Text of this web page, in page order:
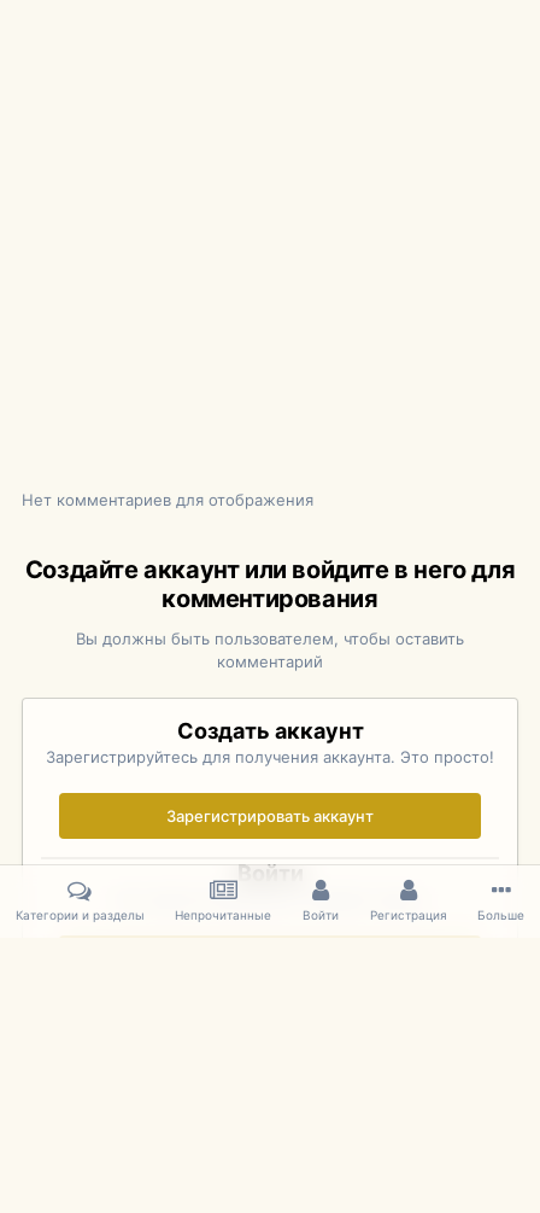
Нет комментариев для отображения
Создайте аккаунт или войдите в него для
комментирования
Вы должны быть пользователем, чтобы оставить
комментарий
Создать аккаунт
Зарегистрируйтесь для получения аккаунта. Это просто!
Зарегистрировать аккаунт
Войти
Уже зарегистрированы? Войдите здесь.
Категории и разделы Непрочитанные Войти Регистрация Больше